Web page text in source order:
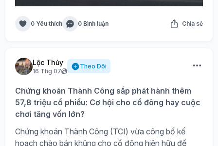
0 Yêu thích 0 Bình luận Chia sẻ
Lộc Thủy
16 Thg 07
Theo Dõi
Chứng khoán Thành Công sắp phát hành thêm
57,8 triệu cổ phiếu: Cơ hội cho cổ đông hay cuộc
chơi tăng vốn lớn?
Chứng khoán Thành Công (TCI) vừa công bố kế
hoạch chào bán khủng cho cổ đông hiện hữu để